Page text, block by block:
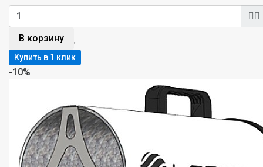
В корзину
-10%